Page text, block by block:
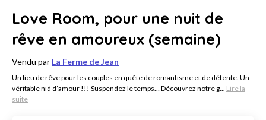
Love Room, pour une nuit de
rêve en amoureux (semaine)
Vendu par La Ferme de Jean
Un lieu de rêve pour les couples en quête de romantisme et de détente. Un
véritable nid d’amour !!! Suspendez le temps… Découvrez notre g... Lire la
suite